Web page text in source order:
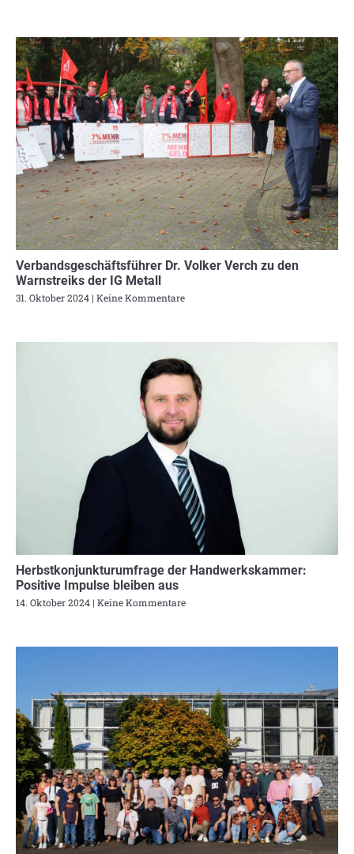
Verbandsgeschäftsführer Dr. Volker Verch zu den
Warnstreiks der IG Metall
31. Oktober 2024 Keine Kommentare
Herbstkonjunkturumfrage der Handwerkskammer:
Positive Impulse bleiben aus
14. Oktober 2024 Keine Kommentare